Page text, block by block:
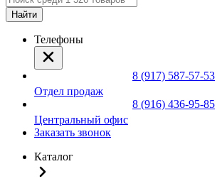
Найти
Телефоны
8 (917) 587-57-53
Отдел продаж
8 (916) 436-95-85
Центральный офис
Заказать звонок
Каталог